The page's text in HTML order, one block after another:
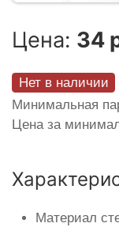
Цена: 34
Нет в наличии
Минимальная
Цена за
Материал